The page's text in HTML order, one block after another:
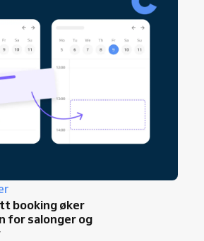
booking øker
for salonger og